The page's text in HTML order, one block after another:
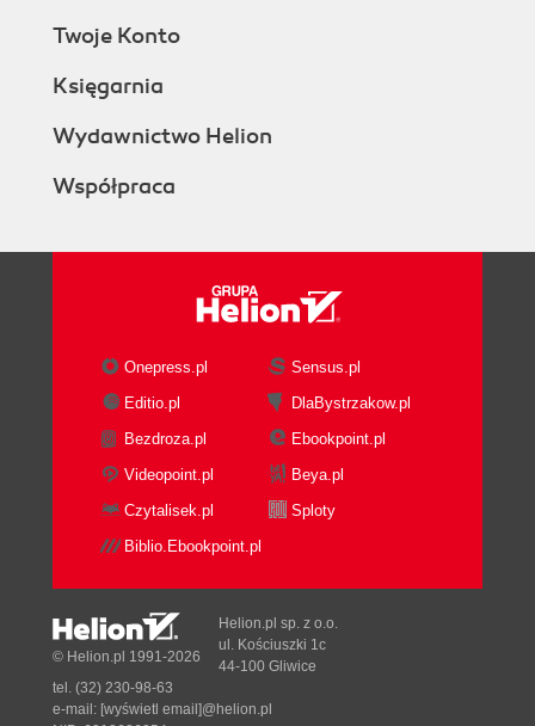
Twoje Konto
Księgarnia
Wydawnictwo Helion
Współpraca
Onepress.pl
Sensus.pl
Editio.pl
DlaBystrzakow.pl
Bezdroza.pl
Ebookpoint.pl
Videopoint.pl
Beya.pl
Czytalisek.pl
Sploty
Biblio.Ebookpoint.pl
© Helion.pl 1991-2026
Helion.pl sp. z o.o.
ul. Kościuszki 1c
44-100 Gliwice
tel. (32) 230-98-63
e-mail: [wyświetl email]@helion.pl